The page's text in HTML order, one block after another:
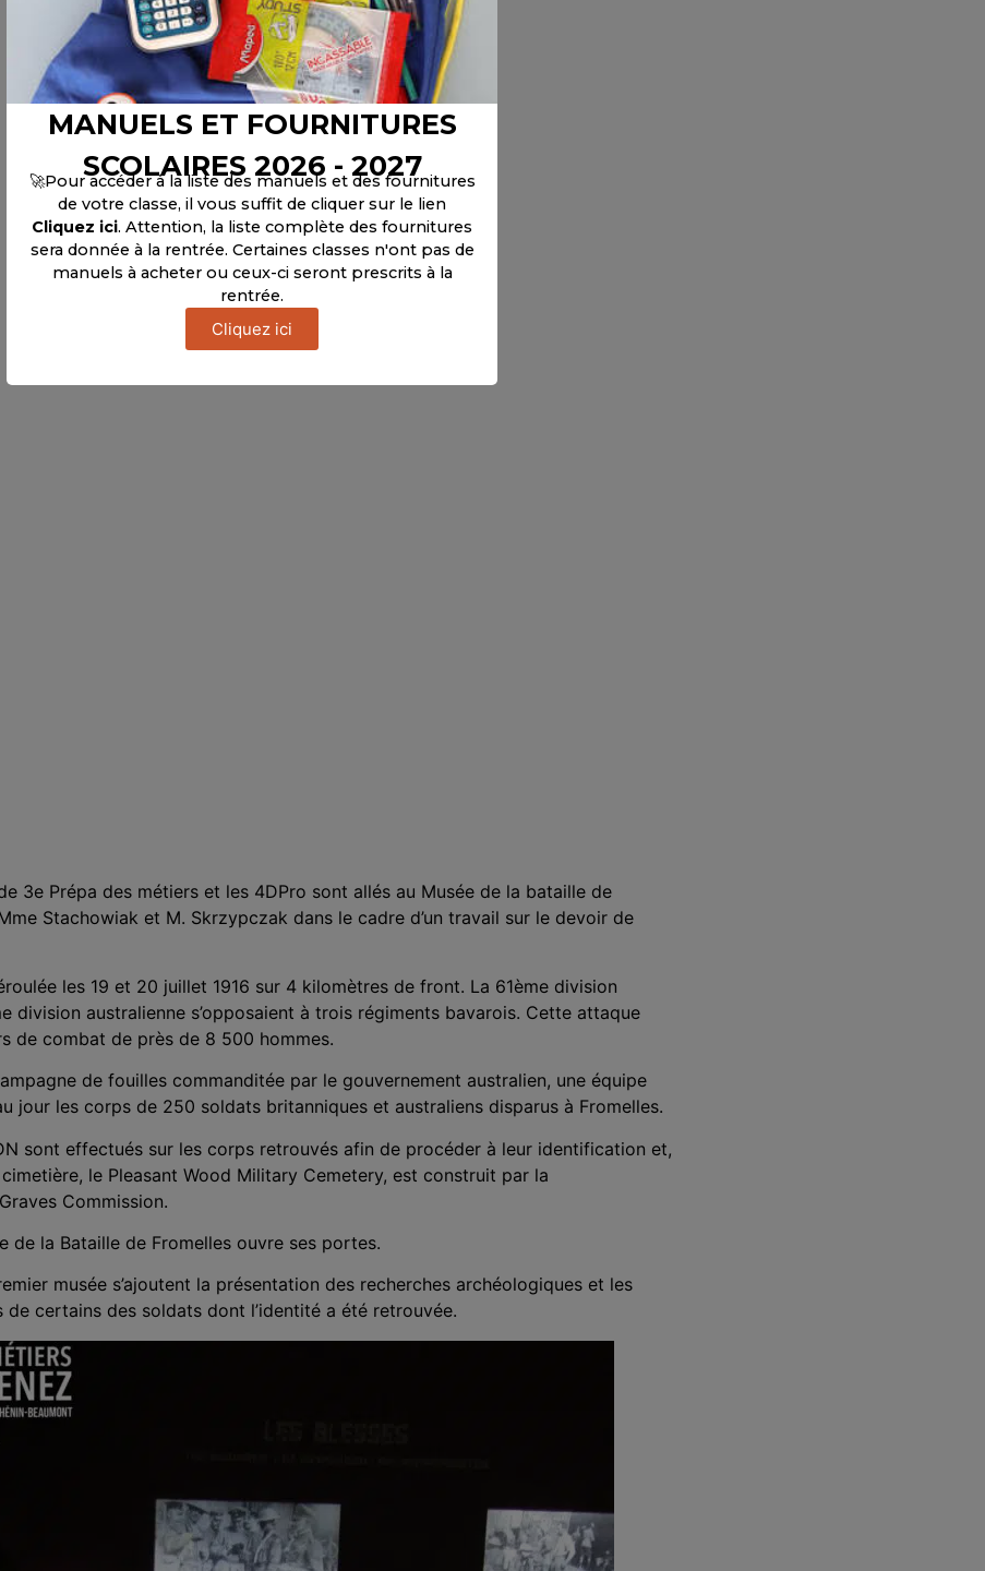
3e Prépa des métiers et les 4DPro sont allés au Musée de la bataille de
Stachowiak et M. Skrzypczak dans le cadre d’un travail sur le devoir de
les 19 et 20 juillet 1916 sur 4 kilomètres de front. La 61ème division
division australienne s’opposaient à trois régiments bavarois. Cette attaque
de combat de près de 8 500 hommes.
de fouilles commanditée par le gouvernement australien, une équipe
jour les corps de 250 soldats britanniques et australiens disparus à Fromelles.
sont effectués sur les corps retrouvés afin de procéder à leur identification et,
le Pleasant Wood Military Cemetery, est construit par la
Commission.
de la Bataille de Fromelles ouvre ses portes.
musée s’ajoutent la présentation des recherches archéologiques et les
de certains des soldats dont l’identité a été retrouvée.
MANUELS ET FOURNITURES
SCOLAIRES 2026 - 2027
🚀Pour accéder à la liste des manuels et des fournitures
de votre classe, il vous suffit de cliquer sur le lien
Cliquez ici. Attention, la liste complète des fournitures
sera donnée à la rentrée. Certaines classes n'ont pas de
manuels à acheter ou ceux-ci seront prescrits à la
rentrée.
Cliquez ici